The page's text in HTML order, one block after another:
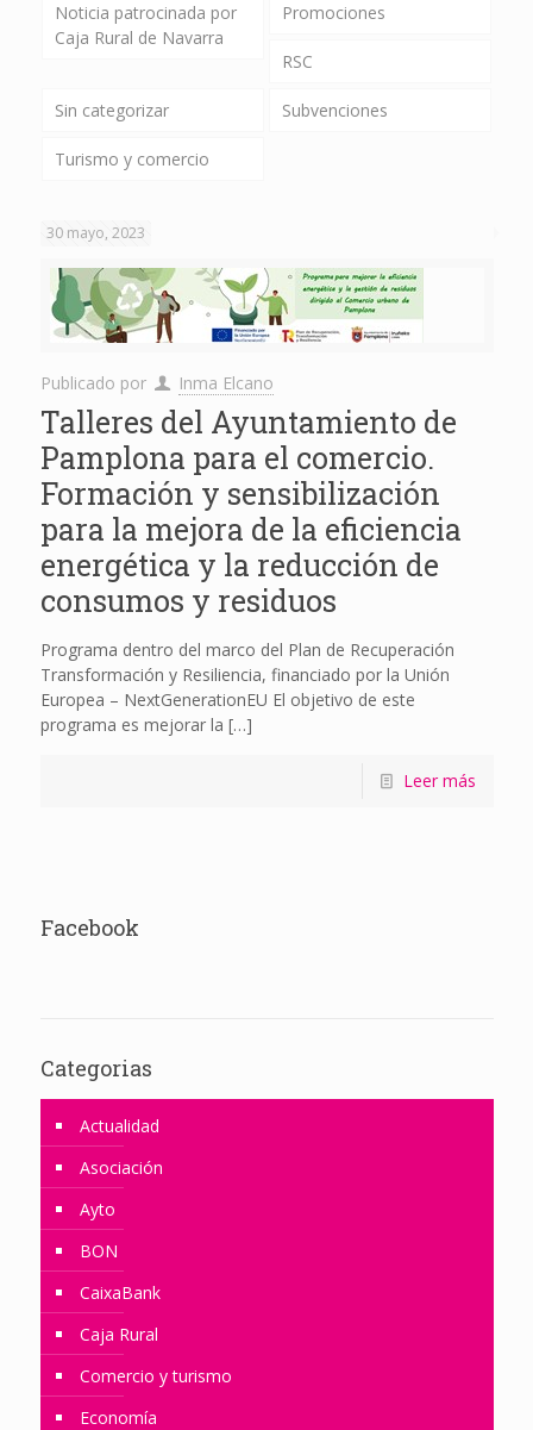
Noticia patrocinada por
Caja Rural de Navarra
Promociones
RSC
Sin categorizar Subvenciones
Turismo y comercio
30 mayo, 2023
Publicado por Inma Elcano
Talleres del Ayuntamiento de
Pamplona para el comercio.
Formación y sensibilización
para la mejora de la eficiencia
energética y la reducción de
consumos y residuos
Programa dentro del marco del Plan de Recuperación
Transformación y Resiliencia, financiado por la Unión
Europea – NextGenerationEU El objetivo de este
programa es mejorar la […]
Leer más
Facebook
Categorias
Actualidad
Asociación
Ayto
BON
CaixaBank
Caja Rural
Comercio y turismo
Economía